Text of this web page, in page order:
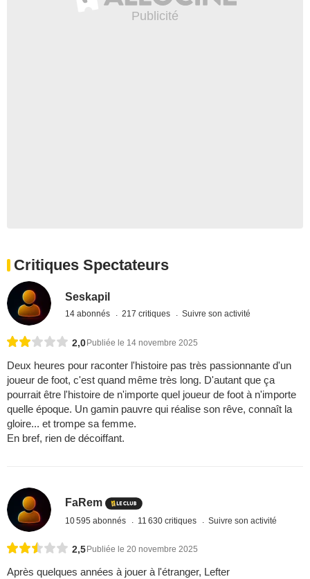
Critiques Spectateurs
Seskapil
14 abonnés 217 critiques Suivre son activité
2,0Publiée le 14 novembre 2025
Deux heures pour raconter l'histoire pas très passionnante d'un
joueur de foot, c'est quand même très long. D'autant que ça
pourrait être l'histoire de n'importe quel joueur de foot à n'importe
quelle époque. Un gamin pauvre qui réalise son rêve, connaît la
gloire... et trompe sa femme.
En bref, rien de décoiffant.
FaRem
10 595 abonnés 11 630 critiques Suivre son activité
2,5 Publiée le 20 novembre 2025
Après quelques années à jouer à l'étranger, Lefter